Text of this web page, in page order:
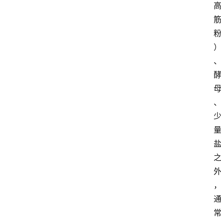
高
筋
粉
）
、
酵
母
、
少
量
盐
之
外
，
通
常